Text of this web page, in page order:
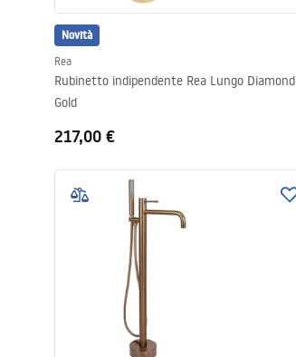
Novità
Rea
Rubinetto indipendente Rea Lungo Diamond
Gold
217,00 €